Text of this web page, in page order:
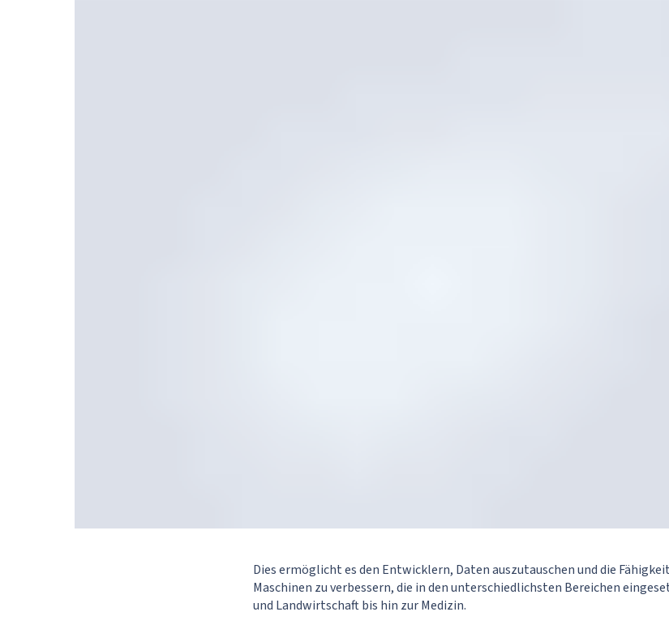
Dies ermöglicht es den Entwicklern, Daten auszutauschen und die
Maschinen zu verbessern, die in den unterschiedlichsten Bereichen
und Landwirtschaft bis hin zur Medizin.